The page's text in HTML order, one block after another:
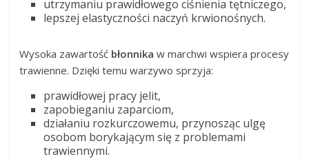
utrzymaniu prawidłowego ciśnienia tętniczego,
lepszej elastyczności naczyń krwionośnych.
Wysoka zawartość błonnika w marchwi wspiera procesy
trawienne. Dzięki temu warzywo sprzyja:
prawidłowej pracy jelit,
zapobieganiu zaparciom,
działaniu rozkurczowemu, przynosząc ulgę
osobom borykającym się z problemami
trawiennymi.